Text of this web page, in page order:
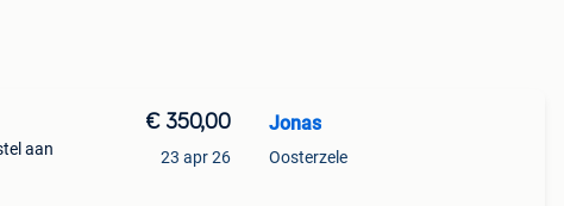
aan
€ 350,00
23 apr 26
Jonas
Oosterzele